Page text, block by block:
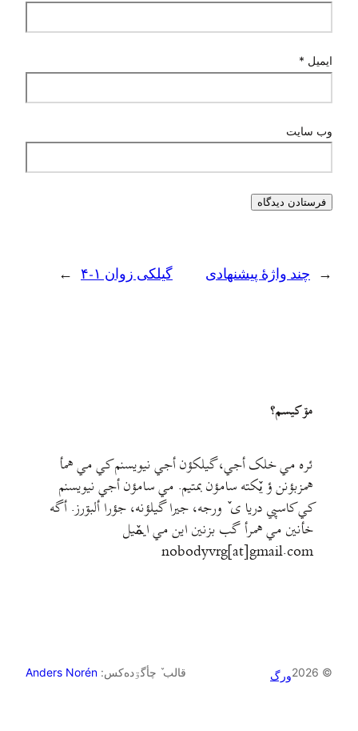
ایمیل *
وب‌ سایت
← چند واژهٔ پیشنهادی گیلکی زوان ۱-۴ →
مۊ کيسم؟
ئره مي خلک أجي، گيلکؤن أجي نيويسنم کي مي همأ
همزبؤنن ؤ يٚکته سامؤن بمتيم. مي سامؤن أجي نيويسنم
کي کاسپي دريا ی ٚ ورجه، جيرا گيلؤنه، جؤرا ألبۊرز. أگه
خأنين مي همرأ گب بزنين اين مي ايمٚیل‌ ‌
nobodyvrg[at]gmail.com
© 2026 ورگ قالب ٚ چأگۊده‌کس: Anders Norén